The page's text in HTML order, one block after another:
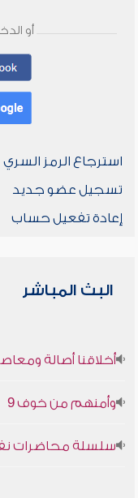
أو
استرجاع الرمز السري
تسجيل عضو جديد
إعادة تفعيل حساب
البث المباشر
أخلاقنا أصالة
وأمنهم من خوف 9
سلسلة محاضرات